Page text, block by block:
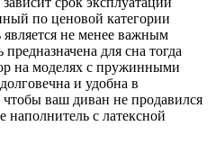
по ценовой категории
не менее важным
для сна тогда
на моделях с пружинными
и удобна в
ваш диван не продавился
наполнитель с латексной